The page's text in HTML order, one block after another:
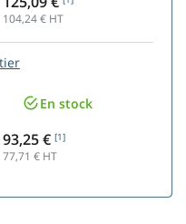
104,24€ HT
En stock
93,25 € [1]
77,71 € HT